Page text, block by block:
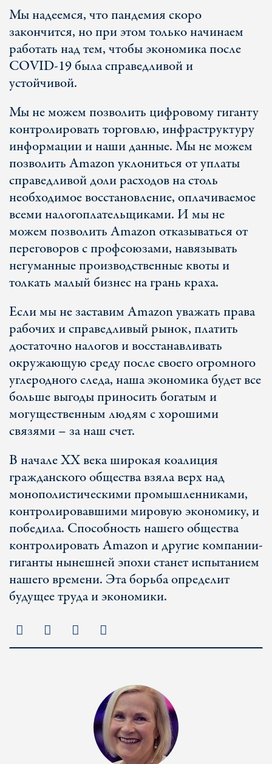
Мы надеемся, что пандемия скоро
закончится, но при этом только начинаем
работать над тем, чтобы экономика после
COVID-19 была справедливой и
устойчивой.
Мы не можем позволить цифровому гиганту
контролировать торговлю, инфраструктуру
информации и наши данные. Мы не можем
позволить Amazon уклониться от уплаты
справедливой доли расходов на столь
необходимое восстановление, оплачиваемое
всеми налогоплательщиками. И мы не
можем позволить Amazon отказываться от
переговоров с профсоюзами, навязывать
негуманные производственные квоты и
толкать малый бизнес на грань краха.
Если мы не заставим Amazon уважать права
рабочих и справедливый рынок, платить
достаточно налогов и восстанавливать
окружающую среду после своего огромного
углеродного следа, наша экономика будет все
больше выгоды приносить богатым и
могущественным людям с хорошими
связями – за наш счет.
В начале XX века широкая коалиция
гражданского общества взяла верх над
монополистическими промышленниками,
контролировавшими мировую экономику, и
победила. Способность нашего общества
контролировать Amazon и другие компании-
гиганты нынешней эпохи станет испытанием
нашего времени. Эта борьба определит
будущее труда и экономики.